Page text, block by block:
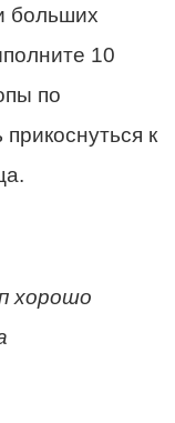
больших
10
по
к
хорошо